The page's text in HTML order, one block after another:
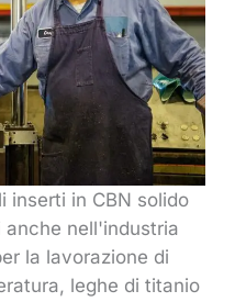
inserti in CBN solido
nell'industria
la lavorazione di
leghe di titanio